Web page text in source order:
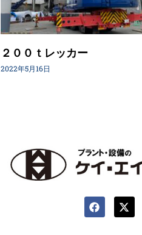
２００ｔレッカー
2022年5月16日